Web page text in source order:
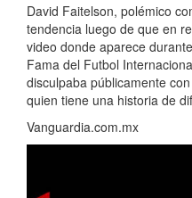
David Faitelson, polémico
tendencia luego de que en
video donde aparece
Fama del Futbol
disculpaba públicamente
quien tiene una historia de
Vanguardia.com.mx